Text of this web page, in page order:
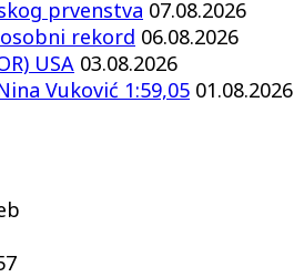
prvenstva 07.08.2026
rekord 06.08.2026
USA 03.08.2026
Vuković 1:59,05 01.08.2026